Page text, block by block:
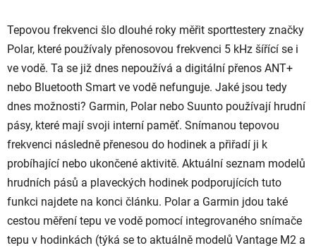
Tepovou frekvenci šlo dlouhé roky měřit sporttestery značky
Polar, které používaly přenosovou frekvenci 5 kHz šířící se i
ve vodě. Ta se již dnes nepoužívá a digitální přenos ANT+
nebo Bluetooth Smart ve vodě nefunguje. Jaké jsou tedy
dnes možnosti? Garmin, Polar nebo Suunto používají hrudní
pásy, které mají svoji interní paměť. Snímanou tepovou
frekvenci následně přenesou do hodinek a přiřadí ji k
probíhající nebo ukončené aktivitě. Aktuální seznam modelů
hrudních pásů a plaveckých hodinek podporujících tuto
funkci najdete na konci článku. Polar a Garmin jdou také
cestou měření tepu ve vodě pomocí integrovaného snímače
tepu v hodinkách (týká se to aktuálně modelů Vantage M2 a